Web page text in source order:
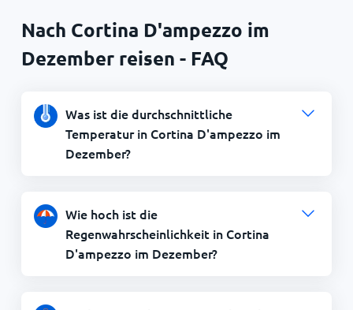
Nach Cortina D'ampezzo im
Dezember reisen - FAQ
Was ist die durchschnittliche
Temperatur in Cortina D'ampezzo im
Dezember?
Wie hoch ist die
Regenwahrscheinlichkeit in Cortina
D'ampezzo im Dezember?